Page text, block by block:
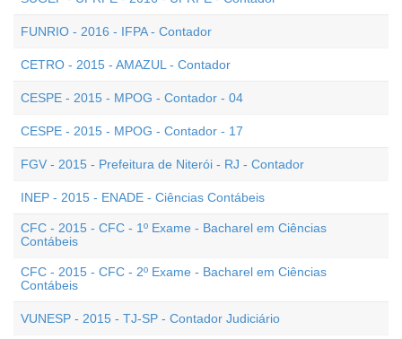
FUNRIO - 2016 - IFPA - Contador
CETRO - 2015 - AMAZUL - Contador
CESPE - 2015 - MPOG - Contador - 04
CESPE - 2015 - MPOG - Contador - 17
FGV - 2015 - Prefeitura de Niterói - RJ - Contador
INEP - 2015 - ENADE - Ciências Contábeis
CFC - 2015 - CFC - 1º Exame - Bacharel em Ciências
Contábeis
CFC - 2015 - CFC - 2º Exame - Bacharel em Ciências
Contábeis
VUNESP - 2015 - TJ-SP - Contador Judiciário